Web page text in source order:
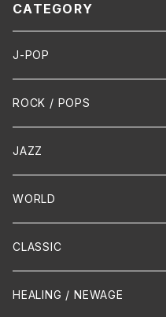
CATEGORY
J-POP
HR/HM
演歌 / 歌謡曲
PUNK/HARDCORE
Hip-Hop/Dancehall Reggae
ROCK / POPS
Oldies
HR/HM
JAZZ
Vocal
Piano
Crossover / Fusion
WORLD
HAWAIIAN
Chanson
CLASSIC
Piano
HEALING / NEWAGE